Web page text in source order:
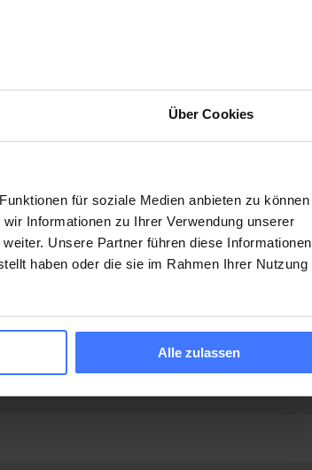
Über Cookies
für soziale Medien anbieten zu können
Informationen zu Ihrer Verwendung unserer
Unsere Partner führen diese Informationen
haben oder die sie im Rahmen Ihrer Nutzung
Alle zulassen